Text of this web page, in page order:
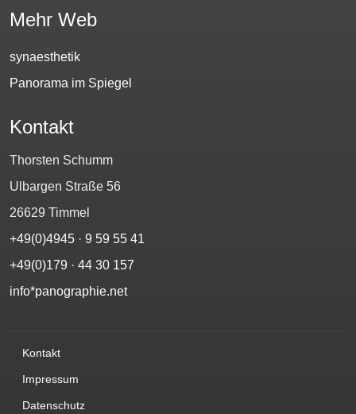
Mehr Web
synaesthetik
Panorama im Spiegel
Kontakt
Thorsten Schumm
Ulbargen Straße 56
26629 Timmel
+49(0)4945 · 9 59 55 41
+49(0)179 · 44 30 157‬
info*panographie.net
Kontakt
Impressum
Datenschutz